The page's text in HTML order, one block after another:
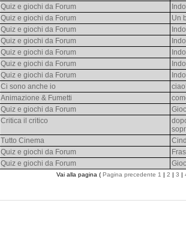
Quiz e giochi da Forum
Quiz e giochi da Forum
Un
Quiz e giochi da Forum
Quiz e giochi da Forum
Quiz e giochi da Forum
Quiz e giochi da Forum
Quiz e giochi da Forum
Ci sono anche io
Animazione & Fumetti
Quiz e giochi da Forum
Critica il critico
Tutto Cinema
Quiz e giochi da Forum
Quiz e giochi da Forum
Vai alla pagina ( Pagina precedente 1 | 2 | 3 |